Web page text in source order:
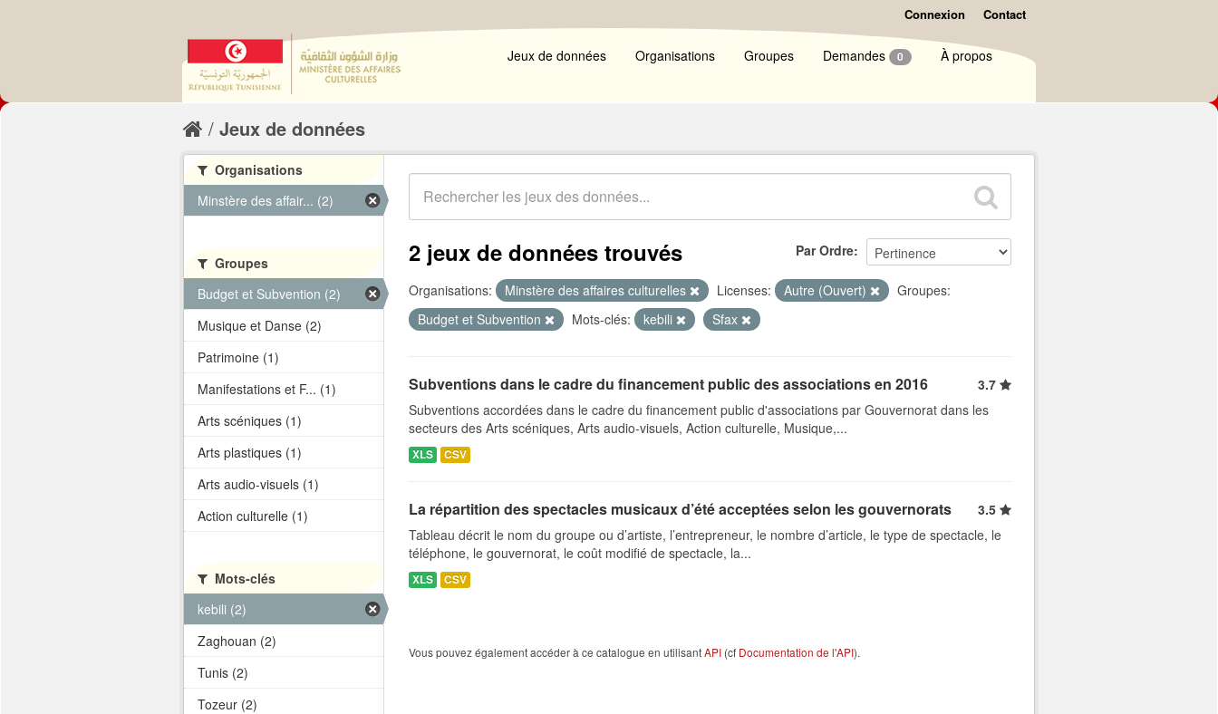
Connexion Contact
Jeux de données Organisations Groupes Demandes 0 À propos
Jeux de données
Par Ordre
2 jeux de données trouvés
Organisations: Minstère des affaires culturelles Licenses: Autre (Ouvert)
Groupes:
Budget et Subvention
Mots-clés: kebili Sfax
Subventions dans le cadre du financement public des associations en 2016
3.7
Subventions accordées dans le cadre du financement public d'associations par Gouvernorat dans les
secteurs des Arts scéniques, Arts audio-visuels, Action culturelle, Musique,...
XLS CSV
La répartition des spectacles musicaux d’été acceptées selon les gouvernorats
3.5
Tableau décrit le nom du groupe ou d’artiste, l’entrepreneur, le nombre d’article, le type de spectacle, le
téléphone, le gouvernorat, le coût modifié de spectacle, la...
XLS CSV
Vous pouvez également accéder à ce catalogue en utilisantAPI (cf Documentation de l'API).
Organisations
Minstère des affair... (2)
Groupes
Budget et Subvention (2)
Musique et Danse (2)
Patrimoine (1)
Manifestations et F... (1)
Arts scéniques (1)
Arts plastiques (1)
Arts audio-visuels (1)
Action culturelle (1)
Mots-clés
kebili (2)
Zaghouan (2)
Tunis (2)
Tozeur (2)